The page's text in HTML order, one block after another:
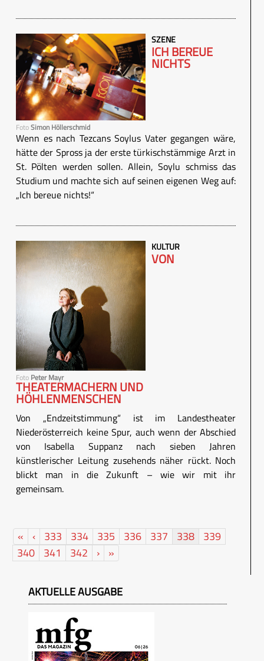
FotoSimon Höllerschmid
SZENE
ICH BEREUE
NICHTS
Wenn es nach Tezcans Soylus Vater gegangen wäre,
hätte der Spross ja der erste türkischstämmige Arzt in
St. Pölten werden sollen. Allein, Soylu schmiss das
Studium und machte sich auf seinen eigenen Weg auf:
„Ich bereue nichts!“
Foto Peter Mayr
KULTUR
VON
THEATERMACHERN UND
HÖHLENMENSCHEN
Von „Endzeitstimmung“ ist im Landestheater
Niederösterreich keine Spur, auch wenn der Abschied
von Isabella Suppanz nach sieben Jahren
künstlerischer Leitung zusehends näher rückt. Noch
blickt man in die Zukunft – wie wir mit ihr
gemeinsam.
« ‹ 333 334 335 336 337 338 339
340 341 342 › »
AKTUELLE AUSGABE